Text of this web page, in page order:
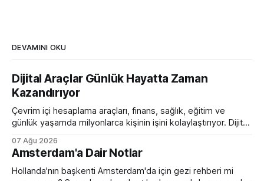
DEVAMINI OKU
Dijital Araçlar Günlük Hayatta Zaman
Kazandırıyor
Çevrim içi hesaplama araçları, finans, sağlık, eğitim ve
günlük yaşamda milyonlarca kişinin işini kolaylaştırıyor. Dijital
07 Ağu 2026
Amsterdam'a Dair Notlar
Hollanda'nın başkenti Amsterdam'da için gezi rehberi mi